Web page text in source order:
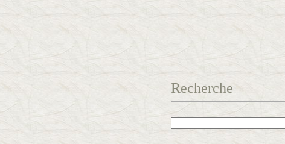
Recherche